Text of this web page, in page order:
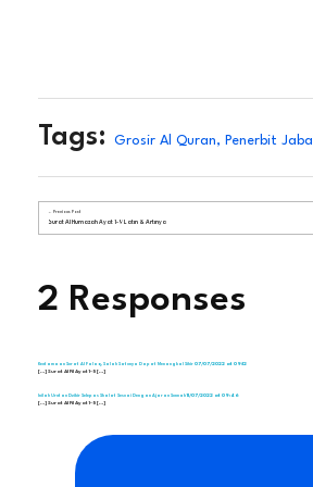
Tags: Grosir Al Quran, Penerbit Jabal
Previous Post
Surat Al Humazah Ayat 1-9 Latin & Artinya
2 Responses
Keutamaan Surat Al Falaq, Salah Satunya Dapat Menangkal Sihir 07/07/2022 at 09:12
[…] Surat Al Fil Ayat 1-5 […]
Inilah Urutan Dzikir Selepas Shalat Sesuai Dengan Ajaran Sunnah 11/07/2022 at 09:46
[…] Surat Al Fil Ayat 1-5 […]